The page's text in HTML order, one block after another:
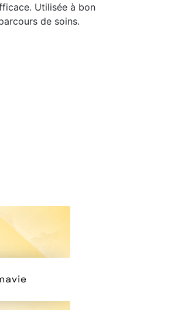
Utilisée à bon
de soins.